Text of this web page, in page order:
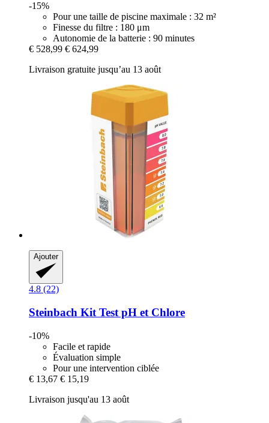
-15%
Pour une taille de piscine maximale : 32 m²
Finesse du filtre : 180 μm
Autonomie de la batterie : 90 minutes
€ 528,99 € 624,99
Livraison gratuite jusqu’au 13 août
Ajouter
4.8 (22)
Steinbach Kit Test pH et Chlore
-10%
Facile et rapide
Évaluation simple
Pour une intervention ciblée
€ 13,67 € 15,19
Livraison jusqu'au 13 août